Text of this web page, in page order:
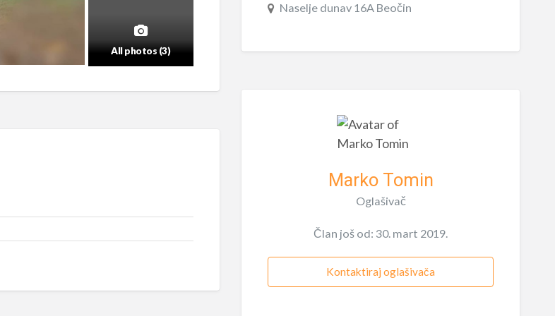
All photos (3)
Naselje dunav 16A Beočin
Marko Tomin
Oglašivač
Član još od: 30. mart 2019.
Kontaktiraj oglašivača